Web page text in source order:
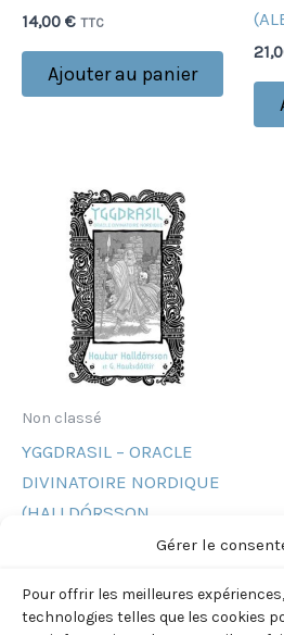
Gérer le
Pour offrir les meilleures
technologies telles que les cookies
14,00 € TTC
Ajouter au panier
Non classé
YGGDRASIL – ORACLE
DIVINATOIRE NORDIQUE
(HALLDÓRSSON,
Ajouter au panier